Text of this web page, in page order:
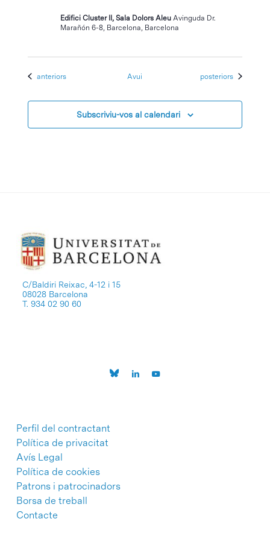
Edifici Cluster II, Sala Dolors Aleu Avinguda Dr.
Marañón 6-8, Barcelona, Barcelona
Esdeveniments
anteriors Avui Esdeveniments
posteriors
Subscriviu-vos al calendari
C/Baldiri Reixac, 4-12 i 15
08028 Barcelona
T. 934 02 90 60
Perfil del contractant
Política de privacitat
Avís Legal
Política de cookies
Patrons i patrocinadors
Borsa de treball
Contacte